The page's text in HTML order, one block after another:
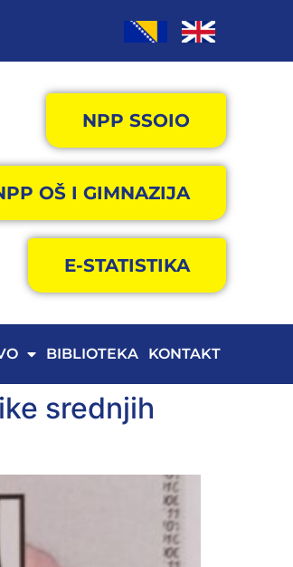
NPP SSOIO
OŠ I GIMNAZIJA
E-STATISTIKA
BIBLIOTEKA KONTAKT
srednjih